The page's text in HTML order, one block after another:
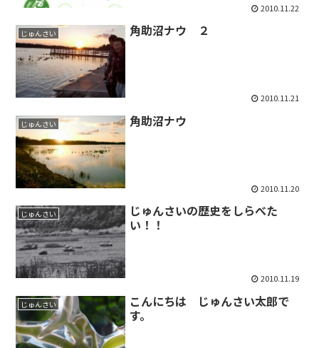
2010.11.22
じゅんさい 角助沼ナウ ２
2010.11.21
じゅんさい 角助沼ナウ
2010.11.20
じゅんさい
じゅんさいの歴史をしらべた
い！！
2010.11.19
じゅんさい
こんにちは じゅんさい太郎で
す。